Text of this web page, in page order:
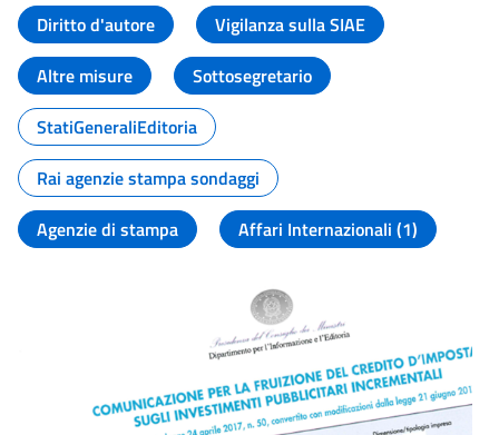
Diritto d'autore
Vigilanza sulla SIAE
Altre misure
Sottosegretario
StatiGeneraliEditoria
Rai agenzie stampa sondaggi
Agenzie di stampa
Affari Internazionali (1)